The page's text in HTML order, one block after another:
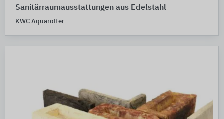
Sanitärraumausstattungen aus Edelstahl
KWC Aquarotter